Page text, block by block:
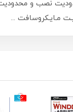
مـایـکروسافت ...